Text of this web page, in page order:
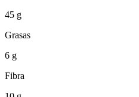
45 g
Grasas
6 g
Fibra